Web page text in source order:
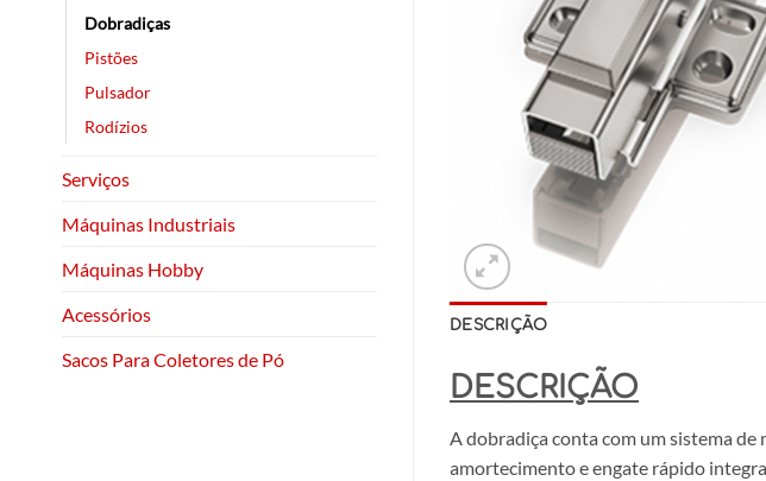
Dobradiças
Pistões
Pulsador
Rodízios
Serviços
Máquinas Industriais
Máquinas Hobby
Acessórios
Sacos Para Coletores de Pó
DESCRIÇÃO
DESCRIÇÃO
A dobradiça conta com um sistema
amortecimento e engate rápido